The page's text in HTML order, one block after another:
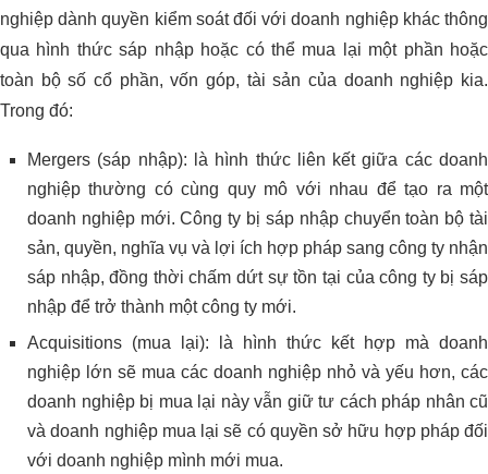
nghiệp dành quyền kiểm soát đối với doanh nghiệp khác thông
qua hình thức sáp nhập hoặc có thể mua lại một phần hoặc
toàn bộ số cổ phần, vốn góp, tài sản của doanh nghiệp kia.
Trong đó:
Mergers (sáp nhập): là hình thức liên kết giữa các doanh
nghiệp thường có cùng quy mô với nhau để tạo ra một
doanh nghiệp mới. Công ty bị sáp nhập chuyển toàn bộ tài
sản, quyền, nghĩa vụ và lợi ích hợp pháp sang công ty nhận
sáp nhập, đồng thời chấm dứt sự tồn tại của công ty bị sáp
nhập để trở thành một công ty mới.
Acquisitions (mua lại): là hình thức kết hợp mà doanh
nghiệp lớn sẽ mua các doanh nghiệp nhỏ và yếu hơn, các
doanh nghiệp bị mua lại này vẫn giữ tư cách pháp nhân cũ
và doanh nghiệp mua lại sẽ có quyền sở hữu hợp pháp đối
với doanh nghiệp mình mới mua.